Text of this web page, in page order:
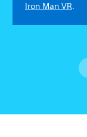
Iron Man VR.